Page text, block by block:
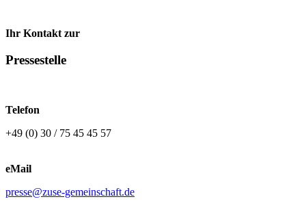
Ihr Kontakt zur
Pressestelle
Telefon
+49 (0) 30 / 75 45 45 57
eMail
presse@zuse-gemeinschaft.de